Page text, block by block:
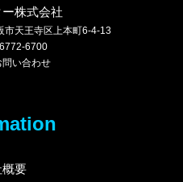
株式会社
天王寺区上本町6-4-13
6700
問い合わせ
要